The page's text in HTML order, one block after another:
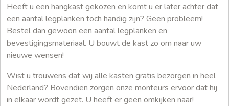
Heeft u een hangkast gekozen en komt u er later achter dat
een aantal legplanken toch handig zijn? Geen probleem!
Bestel dan gewoon een aantal legplanken en
bevestigingsmateriaal. U bouwt de kast zo om naar uw
nieuwe wensen!
Wist u trouwens dat wij alle kasten gratis bezorgen in heel
Nederland? Bovendien zorgen onze monteurs ervoor dat hij
in elkaar wordt gezet. U heeft er geen omkijken naar!